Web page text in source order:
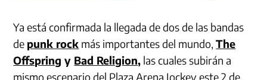
Ya está confirmada la llegada de dos de las bandas
de punk rock más importantes del mundo,The
Offspring y Bad Religion, las cuales subirán a
mismo escenario del Plaza Arena Jockey este 2 de